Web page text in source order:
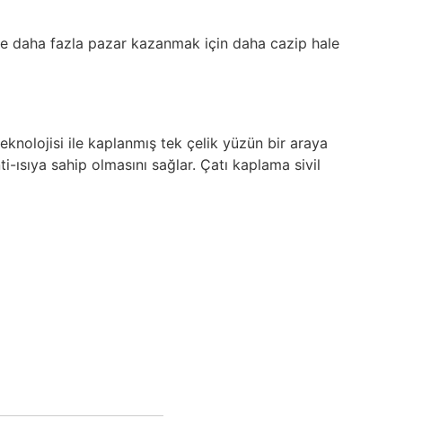
daha fazla pazar kazanmak için daha cazip hale
ile kaplanmış tek çelik yüzün bir araya
sahip olmasını sağlar. Çatı kaplama sivil